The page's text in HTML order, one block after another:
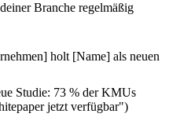
Branche regelmäßig
holt [Name] als neuen
Studie: 73 % der KMUs
jetzt verfügbar")